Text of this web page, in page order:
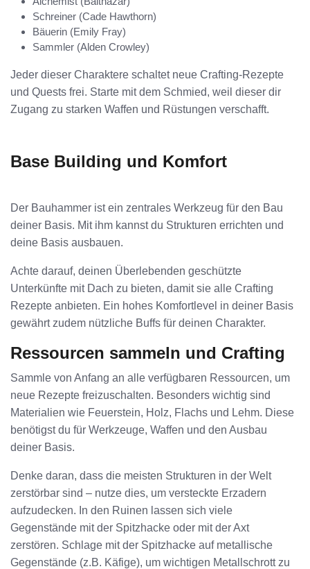
Schreiner (Cade Hawthorn)
Bäuerin (Emily Fray)
Sammler (Alden Crowley)
Jeder dieser Charaktere schaltet neue Crafting-Rezepte
und Quests frei. Starte mit dem Schmied, weil dieser dir
Zugang zu starken Waffen und Rüstungen verschafft.
Base Building und Komfort
Der Bauhammer ist ein zentrales Werkzeug für den Bau
deiner Basis. Mit ihm kannst du Strukturen errichten und
deine Basis ausbauen.
Achte darauf, deinen Überlebenden geschützte
Unterkünfte mit Dach zu bieten, damit sie alle Crafting
Rezepte anbieten. Ein hohes Komfortlevel in deiner Basis
gewährt zudem nützliche Buffs für deinen Charakter.
Ressourcen sammeln und Crafting
Sammle von Anfang an alle verfügbaren Ressourcen, um
neue Rezepte freizuschalten. Besonders wichtig sind
Materialien wie Feuerstein, Holz, Flachs und Lehm. Diese
benötigst du für Werkzeuge, Waffen und den Ausbau
deiner Basis.
Denke daran, dass die meisten Strukturen in der Welt
zerstörbar sind – nutze dies, um versteckte Erzadern
aufzudecken. In den Ruinen lassen sich viele
Gegenstände mit der Spitzhacke oder mit der Axt
zerstören. Schlage mit der Spitzhacke auf metallische
Gegenstände (z.B. Käfige), um wichtigen Metallschrott zu